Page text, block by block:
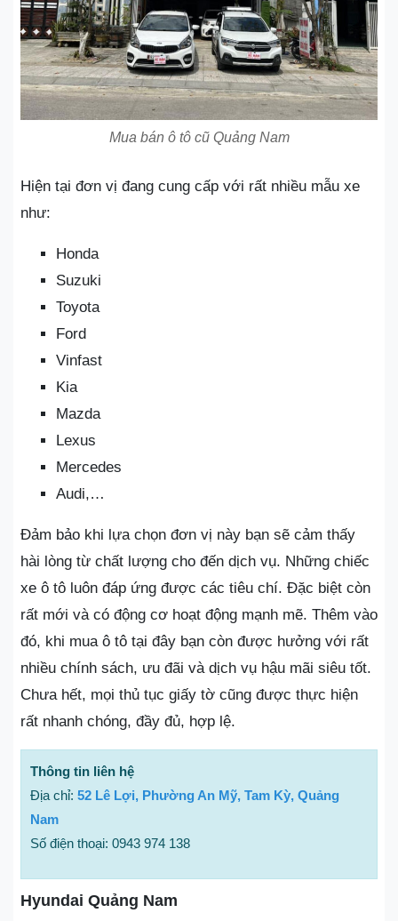
Mua bán ô tô cũ Quảng Nam
Hiện tại đơn vị đang cung cấp với rất nhiều mẫu xe
như:
Honda
Suzuki
Toyota
Ford
Vinfast
Kia
Mazda
Lexus
Mercedes
Audi,…
Đảm bảo khi lựa chọn đơn vị này bạn sẽ cảm thấy
hài lòng từ chất lượng cho đến dịch vụ. Những chiếc
xe ô tô luôn đáp ứng được các tiêu chí. Đặc biệt còn
rất mới và có động cơ hoạt động mạnh mẽ. Thêm vào
đó, khi mua ô tô tại đây bạn còn được hưởng với rất
nhiều chính sách, ưu đãi và dịch vụ hậu mãi siêu tốt.
Chưa hết, mọi thủ tục giấy tờ cũng được thực hiện
rất nhanh chóng, đầy đủ, hợp lệ.
Thông tin liên hệ
Địa chỉ: 52 Lê Lợi, Phường An Mỹ, Tam Kỳ, Quảng
Nam
Số điện thoại: 0943 974 138
Hyundai Quảng Nam